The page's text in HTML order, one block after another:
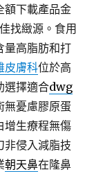
額下載產品金
找緻源。食用
量高脂肪和打
皮膚科位於高
選擇適合dwg
無憂慮膠原蛋
增生療程無傷
非侵入減脂技
朝天鼻在隆鼻